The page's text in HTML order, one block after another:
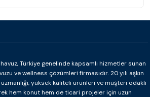
Türkiye genelinde kapsamlı hizmetler sunan
ve wellness çözümleri firmasıdır. 20 yılı aşkın
yüksek kaliteli ürünleri ve müşteri odaklı
hem konut hem de ticari projeler için uzun